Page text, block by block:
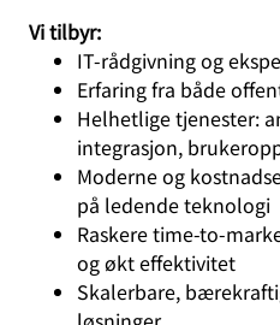
Vi tilbyr:
IT-rådgivning og
Erfaring fra både
Helhetlige tjenester:
integrasjon,
Moderne og
på ledende teknologi
Raskere time-to-
og økt effektivitet
Skalerbare,